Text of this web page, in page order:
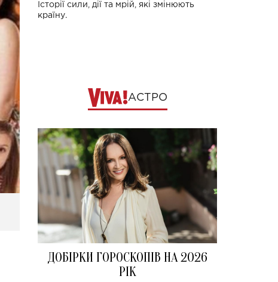
Історії сили, дії та мрій, які змінюють
країну.
АСТРО
ДОБІРКИ ГОРОСКОПІВ НА 2026
РІК